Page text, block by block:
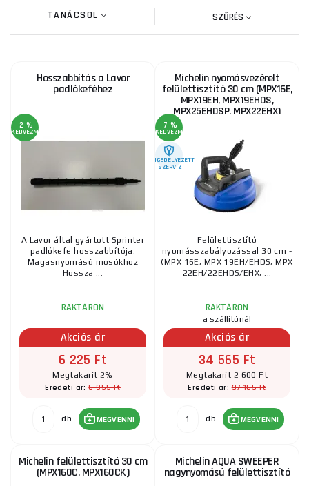
TANÁCSOL SZŰRÉS
Hosszabbítás a Lavor
padlókeféhez
-2 %
KEDVEZMÉNY
A Lavor által gyártott Sprinter
padlókefe hosszabbítója.
Magasnyomású mosókhoz
Hossza ...
RAKTÁRON
Akciós ár
6 225 Ft
Megtakarít 2%
Eredeti ár:6 355 Ft
db MEGVENNI
Michelin nyomásvezérelt
felülettisztító 30 cm (MPX16E,
MPX19EH, MPX19EHDS,
MPX25EHDSP, MPX22EHX)
-7 %
KEDVEZMÉNY
ENGEDÉLYEZETT
SZERVIZ
Felülettisztító
nyomásszabályozással 30 cm -
(MPX 16E, MPX 19EH/EHDS, MPX
22EH/22EHDS/EHX, ...
RAKTÁRON
a szállítónál
Akciós ár
34 565 Ft
Megtakarít 2 600 Ft
Eredeti ár:37 165 Ft
db MEGVENNI
Michelin felülettisztító 30 cm
(MPX160C, MPX160CK)
Michelin AQUA SWEEPER
nagynyomású felülettisztító